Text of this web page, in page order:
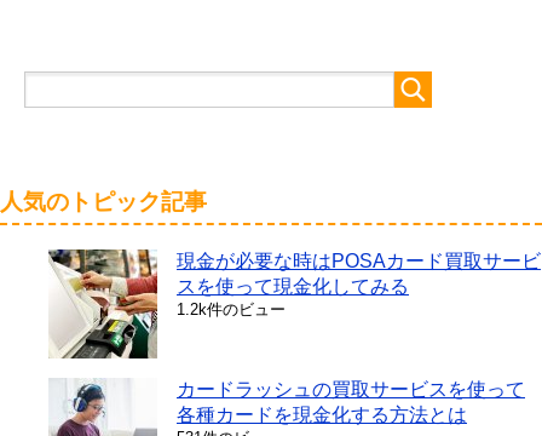
人気のトピック記事
現金が必要な時はPOSAカード買取サービ
スを使って現金化してみる
1.2k件のビュー
カードラッシュの買取サービスを使って
各種カードを現金化する方法とは